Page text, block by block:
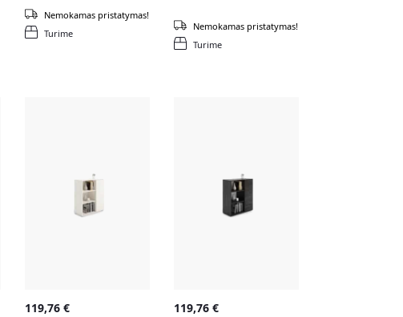
Turime
Nemokamas pristatymas!
Turime
Nemokamas pristatymas!
119,76€ 119,76 €